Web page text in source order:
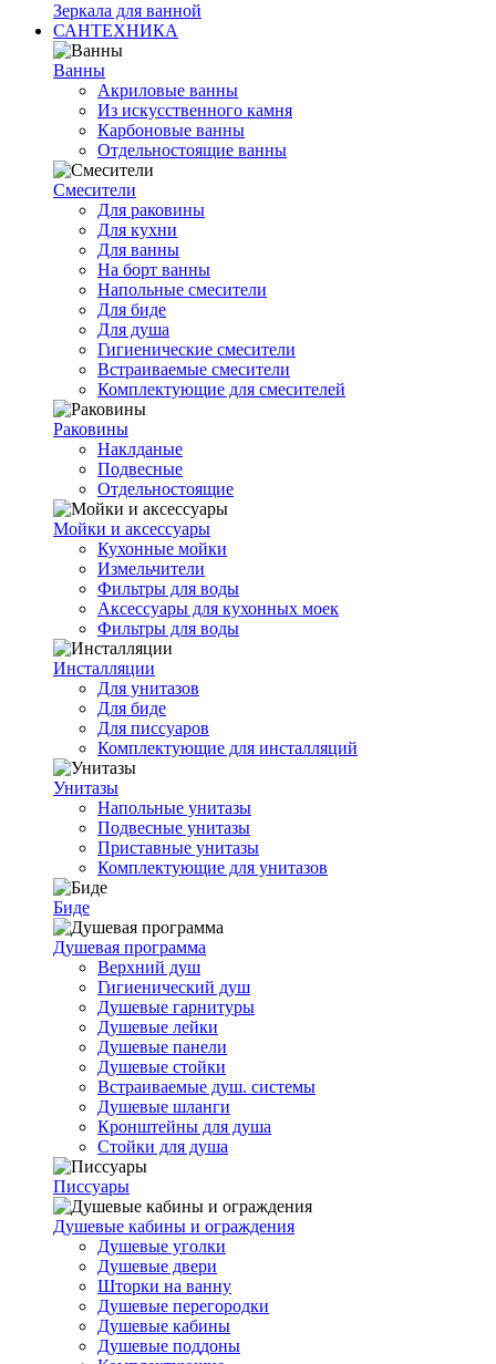
Зеркала для ванной
САНТЕХНИКА
Ванны
Акриловые ванны
Из искусственного камня
Карбоновые ванны
Отдельностоящие ванны
Смесители
Для раковины
Для кухни
Для ванны
На борт ванны
Напольные смесители
Для биде
Для душа
Гигиенические смесители
Встраиваемые смесители
Комплектующие для смесителей
Раковины
Наклданые
Подвесные
Отдельностоящие
Мойки и аксессуары
Кухонные мойки
Измельчители
Фильтры для воды
Аксессуары для кухонных моек
Фильтры для воды
Инсталляции
Для унитазов
Для биде
Для писсуаров
Комплектующие для инсталляций
Унитазы
Напольные унитазы
Подвесные унитазы
Приставные унитазы
Комплектующие для унитазов
Биде
Душевая программа
Верхний душ
Гигиенический душ
Душевые гарнитуры
Душевые лейки
Душевые панели
Душевые стойки
Встраиваемые душ. системы
Душевые шланги
Кронштейны для душа
Стойки для душа
Писсуары
Душевые кабины и ограждения
Душевые уголки
Душевые двери
Шторки на ванну
Душевые перегородки
Душевые кабины
Душевые поддоны